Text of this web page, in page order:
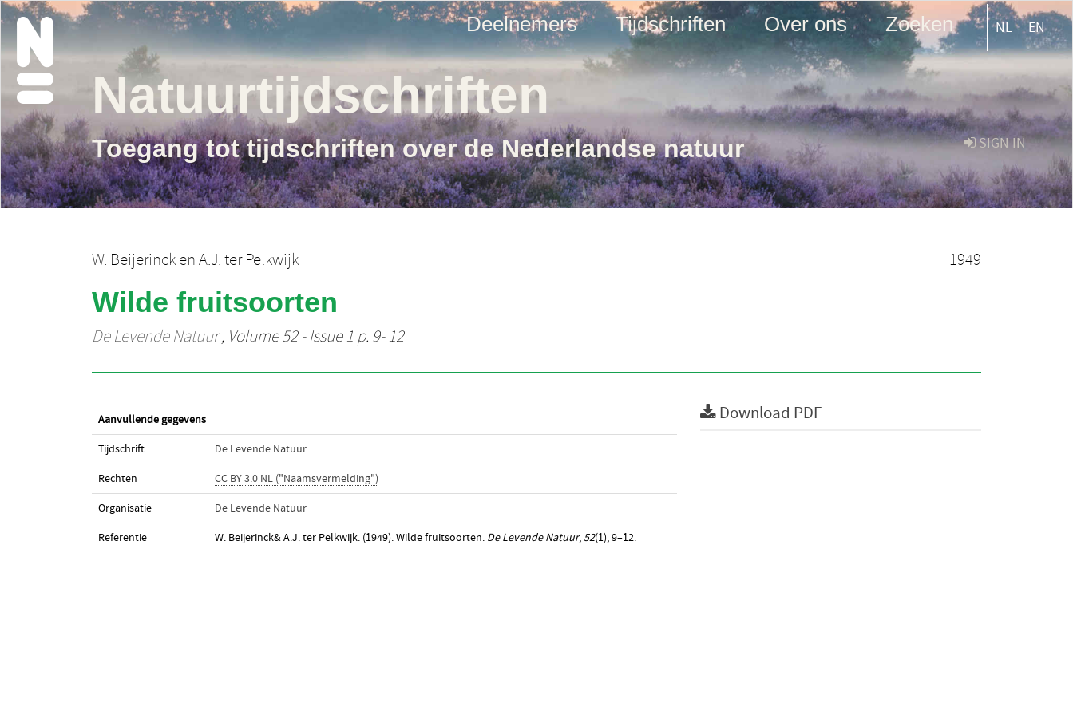
Deelnemers Tijdschriften Over ons Zoeken NL EN
SIGN IN
Natuurtijdschriften
Toegang tot tijdschriften over de Nederlandse natuur
W. Beijerincken A.J. ter Pelkwijk 1949
Wilde fruitsoorten
De Levende Natuur, Volume 52 - Issue 1 p. 9- 12
Aanvullende gegevens
Tijdschrift De Levende Natuur
Rechten CC BY 3.0 NL ("Naamsvermelding")
Organisatie De Levende Natuur
Referentie W. Beijerinck& A.J. ter Pelkwijk. (1949). Wilde fruitsoorten. De Levende Natuur,52(1), 9–12.
Download PDF